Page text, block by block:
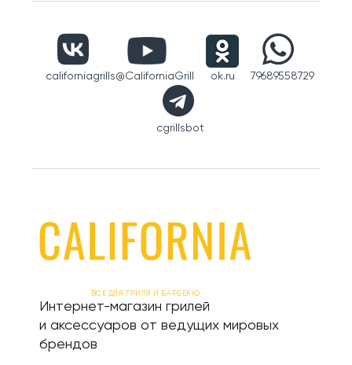
californiagrills@CaliforniaGrill ok.ru 79689558729
cgrillsbot
ВСЕ ДЛЯ ГРИЛЯ И БАРБЕКЮ
Интернет-магазин грилей
и аксессуаров от ведущих мировых
брендов